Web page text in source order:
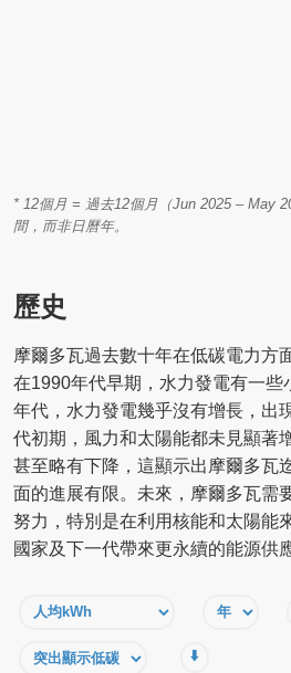
* 12個月 = 過去12個月（Jun 2025 – May
間，而非日曆年。
歷史
摩爾多瓦過去數十年在低碳電力方
在1990年代早期，水力發電有一些
年代，水力發電幾乎沒有增長，出
代初期，風力和太陽能都未見顯著
甚至略有下降，這顯示出摩爾多瓦
面的進展有限。未來，摩爾多瓦需
努力，特別是在利用核能和太陽能
國家及下一代帶來更永續的能源供應
⬇️